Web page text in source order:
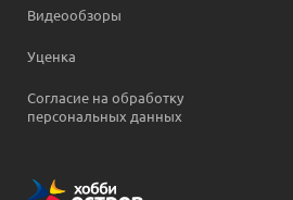
Видеообзоры
Уценка
Согласие на обработку
персональных данных